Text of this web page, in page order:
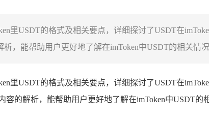
里USDT的格式及相关要点，详细探讨了USDT在
，能帮助用户更好地了解在imToken中USDT的相关情
里USDT的格式及相关要点，详细探讨了USDT在
的解析，能帮助用户更好地了解在imToken中USDT